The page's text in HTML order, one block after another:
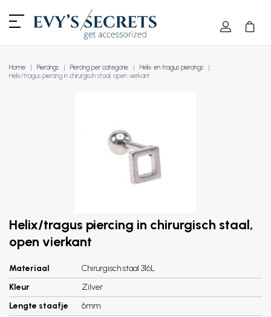
Home Piercings Piercing per categorie
Helix en tragus piercings
Helix/tragus piercing in chirurgisch staal, open vierkant
Helix/tragus piercing in chirurgisch staal,
open vierkant
Materiaal
Chirurgisch staal 316L
Kleur
Zilver
Lengte staafje
6mm